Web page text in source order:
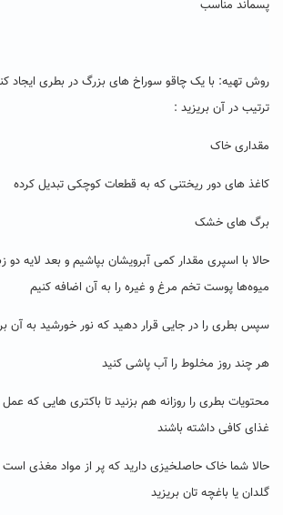
پسماند مناسب
روش تهیه: با یک چاقو سوراخ های بزرگ در بطری ایجاد
ترتیب در آن بریزید :
مقداری خاک
کاغذ های دور ریختنی که به قطعات کوچکی تبدیل کرده
برگ های خشک
حالا با اسپری مقدار کمی آبرویشان بپاشیم و بعد لایه
میوه‌ها پوست تخم مرغ و غیره را به آن اضافه کنیم
سپس بطری را در جایی قرار دهید که نور خورشید به آن
هر چند روز مخلوط را آب پاشی کنید
محتویات بطری را روزانه هم بزنید تا باکتری هایی که
غذای کافی داشته باشند
حالا شما خاک حاصلخیزی دارید که پر از مواد مغذی است
گلدان یا باغچه تان بریزید